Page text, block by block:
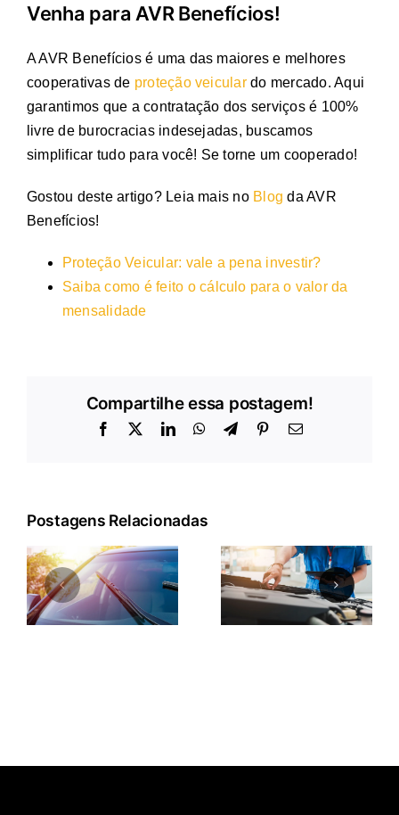
Venha para AVR Benefícios!
A AVR Benefícios é uma das maiores e melhores
cooperativas de proteção veiculardo mercado. Aqui
garantimos que a contratação dos serviços é 100%
livre de burocracias indesejadas, buscamos
simplificar tudo para você! Se torne um cooperado!
Gostou deste artigo? Leia mais no Blog da AVR
Benefícios!
Proteção Veicular: vale a pena investir?
Saiba como é feito o cálculo para o valor da
mensalidade
Compartilhe essa postagem!
Facebook LinkedInWhatsApp
TelegramPinterest
E-
Postagens Relacionadas